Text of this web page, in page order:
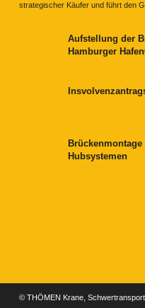
strategischer Käufer und führt den
Aufstellung der
Hamburger
Hubsystemen
© THÖMEN Krane,